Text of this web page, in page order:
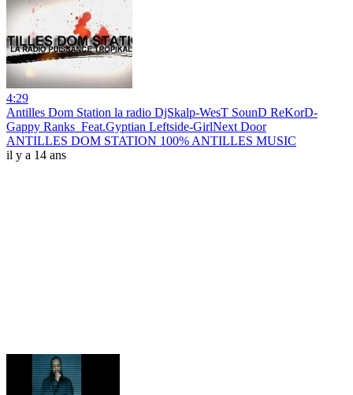
4:29
Antilles Dom Station la radio DjSkalp-WesT SounD ReKorD-
Gappy Ranks_Feat.Gyptian Leftside-GirlNext Door
ANTILLES DOM STATION 100% ANTILLES MUSIC
il y a 14 ans